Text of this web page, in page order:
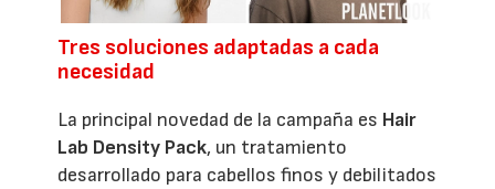
Tres soluciones adaptadas a cada
necesidad
La principal novedad de la campaña es Hair
Lab Density Pack, un tratamiento
desarrollado para cabellos finos y debilitados